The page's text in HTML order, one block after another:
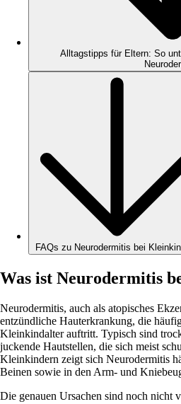
Alltagstipps für Eltern: So
FAQs zu Neurodermitis bei
Was ist Neurodermitis
Neurodermitis, auch als atopisches
entzündliche Hauterkrankung, die
Kleinkindalter auftritt. Typisch sind
juckende Hautstellen, die sich meist
Kleinkindern zeigt sich Neurodermitis
Beinen sowie in den Arm- und
Die genauen Ursachen sind noch nicht